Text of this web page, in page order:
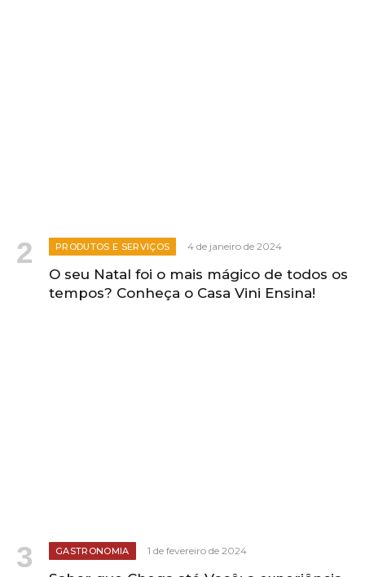
PRODUTOS E SERVIÇOS 4 de janeiro de 2024
O seu Natal foi o mais mágico de todos os
tempos? Conheça o Casa Vini Ensina!
GASTRONOMIA 1 de fevereiro de 2024